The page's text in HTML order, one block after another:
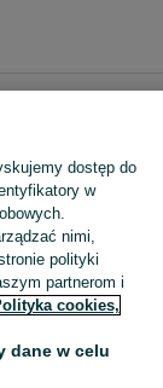
Śląski
Zobacz
dostęp do
w
nimi,
polityki
partnerom i
cookies,
dane w celu